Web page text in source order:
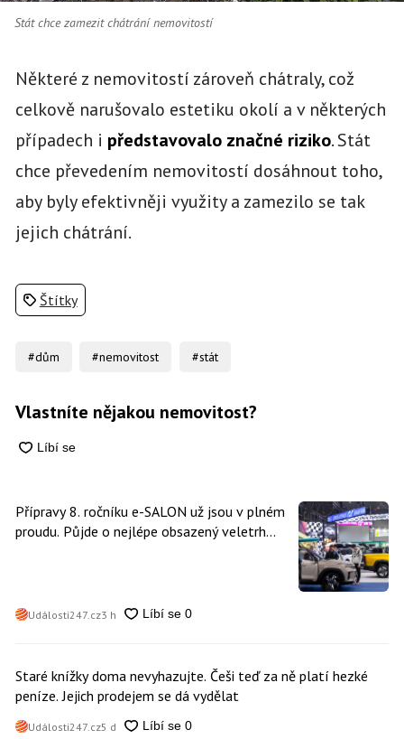
Stát chce zamezit chátrání nemovitostí
Některé z nemovitostí zároveň chátraly, což
celkově narušovalo estetiku okolí a v některých
případech i představovalo značné riziko. Stát
chce převedením nemovitostí dosáhnout toho,
aby byly efektivněji využity a zamezilo se tak
jejich chátrání.
Štítky
#dům #nemovitost #stát
Vlastníte nějakou nemovitost?
Přípravy 8. ročníku e-SALON už jsou v plném
proudu. Půjde o nejlépe obsazený veletrh
Události247.cz3 h
Staré knížky doma nevyhazujte. Češi teď za ně platí hezké
peníze. Jejich prodejem se dá vydělat
Události247.cz5 d